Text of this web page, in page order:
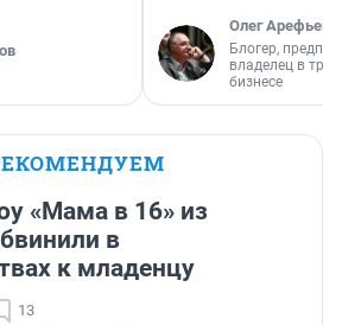
Олег Арефьев
Блогер,
владелец в
бизнесе
«Мама в 16» из
в
к младенцу
13